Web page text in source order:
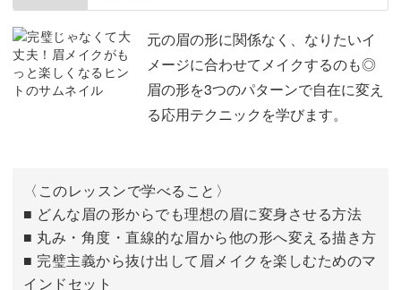
元の眉の形に関係なく、なりたいイ
メージに合わせてメイクするのも◎
眉の形を3つのパターンで自在に変え
る応用テクニックを学びます。
〈このレッスンで学べること〉
■ どんな眉の形からでも理想の眉に変身させる方法
■ 丸み・角度・直線的な眉から他の形へ変える描き方
■ 完璧主義から抜け出して眉メイクを楽しむためのマ
インドセット